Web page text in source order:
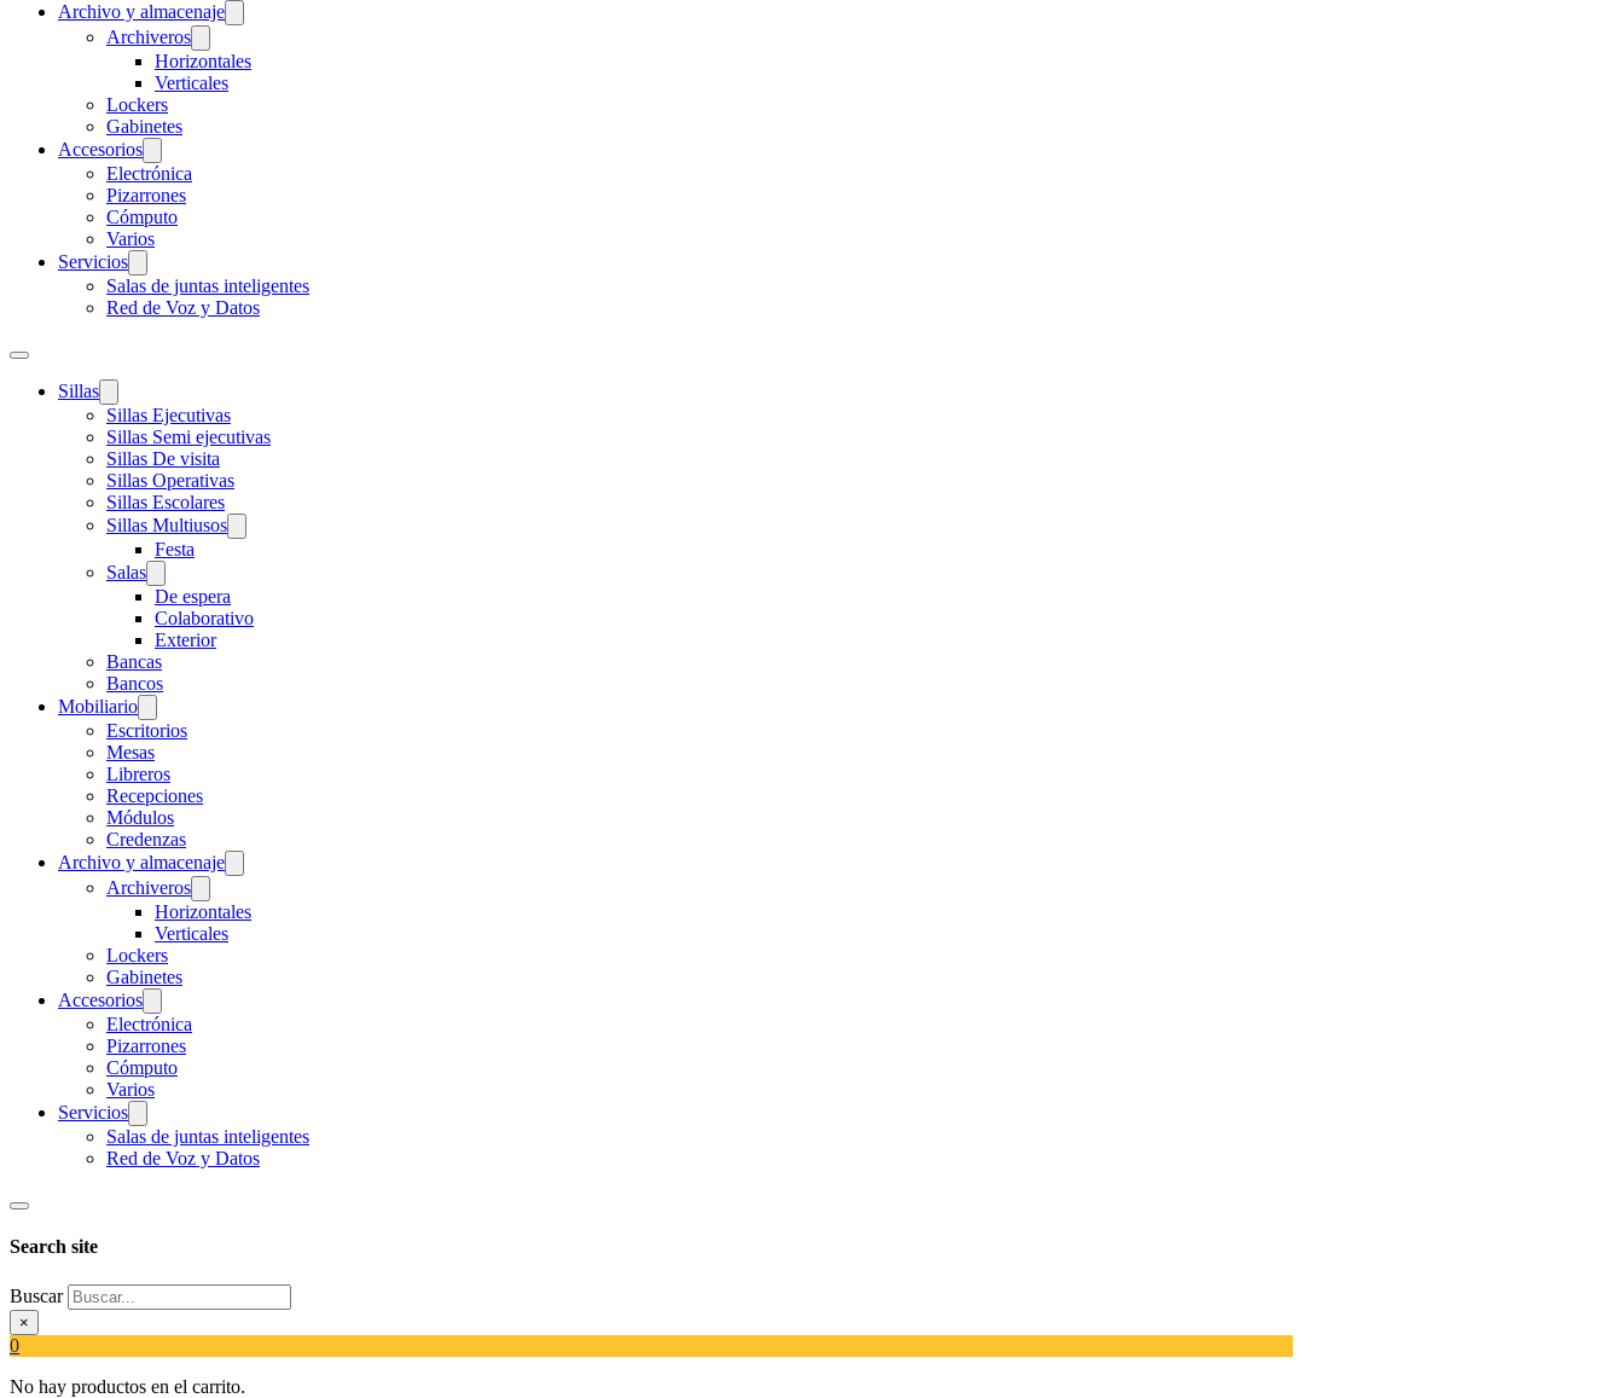
Archivo y almacenaje
Archiveros
Horizontales
Verticales
Lockers
Gabinetes
Accesorios
Electrónica
Pizarrones
Cómputo
Varios
Servicios
Salas de juntas inteligentes
Red de Voz y Datos
Sillas
Sillas Ejecutivas
Sillas Semi ejecutivas
Sillas De visita
Sillas Operativas
Sillas Escolares
Sillas Multiusos
Festa
Salas
De espera
Colaborativo
Exterior
Bancas
Bancos
Mobiliario
Escritorios
Mesas
Libreros
Recepciones
Módulos
Credenzas
Archivo y almacenaje
Archiveros
Horizontales
Verticales
Lockers
Gabinetes
Accesorios
Electrónica
Pizarrones
Cómputo
Varios
Servicios
Salas de juntas inteligentes
Red de Voz y Datos
Search site
Buscar
×
0
No hay productos en el carrito.